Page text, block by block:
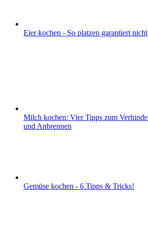
Eier kochen - So platzen garantiert nicht
Milch kochen: Vier Tipps zum
und Anbrennen
Gemüse kochen - 6 Tipps & Tricks!